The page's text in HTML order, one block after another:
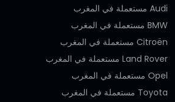
Audi مستعملة في المغرب
BMW مستعملة في المغرب
Citroën مستعملة في المغرب
Land Rover مستعملة في المغرب
Opel مستعملة في المغرب
Toyota مستعملة في المغرب